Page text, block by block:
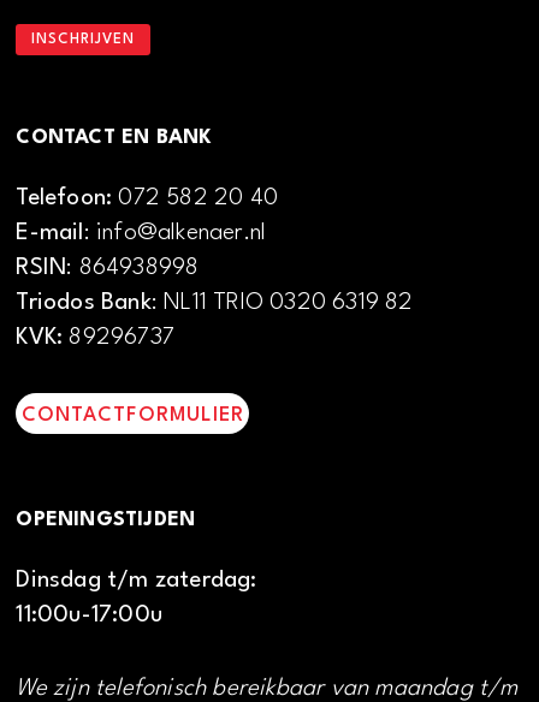
CONTACT EN BANK
Telefoon:072 582 20 40
E-mail : info@alkenaer.nl
RSIN : 864938998
Triodos Bank: NL11 TRIO 0320 6319 82
KVK: 89296737
CONTACTFORMULIER
OPENINGSTIJDEN
Dinsdag t/m zaterdag:
11:00u-17:00u
We zijn telefonisch bereikbaar van maandag t/m